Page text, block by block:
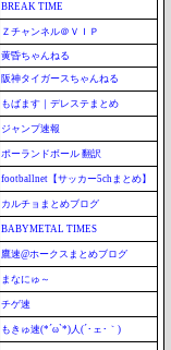
BREAK TIME
Ｚチャンネル＠ＶＩＰ
黄昏ちゃんねる
阪神タイガースちゃんねる
もばます｜デレステまとめ
ジャンプ速報
ポーランドボール 翻訳
footballnet【サッカー5chまとめ】
カルチョまとめブログ
BABYMETAL TIMES
鷹速@ホークスまとめブログ
まなにゅ～
チゲ速
もきゅ速(*´ω`*)人(´･ェ･｀)